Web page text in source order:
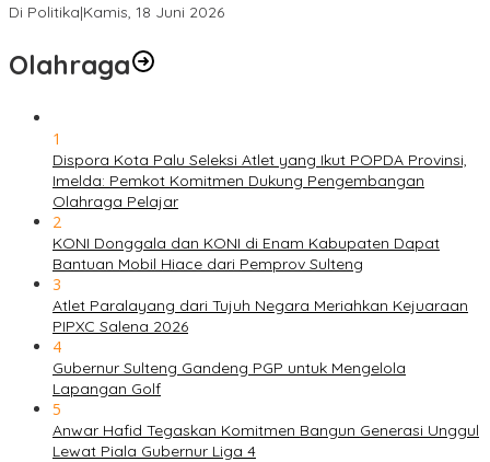
Di Politika|Kamis, 18 Juni 2026
Olahraga
1
Dispora Kota Palu Seleksi Atlet yang Ikut POPDA Provinsi,
Imelda: Pemkot Komitmen Dukung Pengembangan
Olahraga Pelajar
2
KONI Donggala dan KONI di Enam Kabupaten Dapat
Bantuan Mobil Hiace dari Pemprov Sulteng
3
Atlet Paralayang dari Tujuh Negara Meriahkan Kejuaraan
PIPXC Salena 2026
4
Gubernur Sulteng Gandeng PGP untuk Mengelola
Lapangan Golf
5
Anwar Hafid Tegaskan Komitmen Bangun Generasi Unggul
Lewat Piala Gubernur Liga 4